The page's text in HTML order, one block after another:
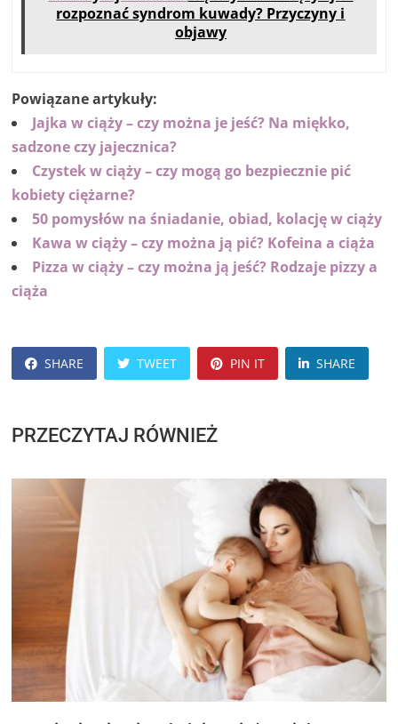
rozpoznać syndrom kuwady? Przyczyny i
objawy
Powiązane artykuły:
Jajka w ciąży – czy można je jeść? Na miękko,
sadzone czy jajecznica?
Czystek w ciąży – czy mogą go bezpiecznie pić
kobiety ciężarne?
50 pomysłów na śniadanie, obiad, kolację w ciąży
Kawa w ciąży – czy można ją pić? Kofeina a ciąża
Pizza w ciąży – czy można ją jeść? Rodzaje pizzy a
ciąża
SHARE TWEET PIN IT SHARE
PRZECZYTAJ RÓWNIEŻ